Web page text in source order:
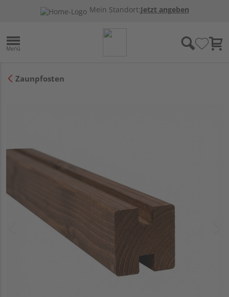
Mein Standort:Jetzt angeben
Zaunpfosten